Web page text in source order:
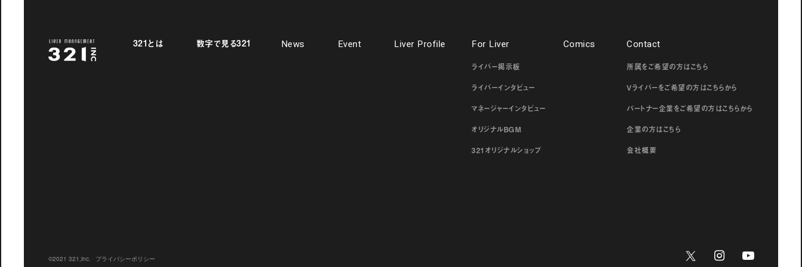
321とは 数字で見る321 News Event Liver Profile For Liver
ライバー掲示板
ライバーインタビュー
マネージャーインタビュー
オリジナルBGM
321オリジナルショップ
Comics Contact
所属をご希望の方はこちら
Vライバーをご希望の方はこちらから
パートナー企業をご希望の方はこちらから
企業の方はこちら
会社概要
©2021 321,inc. プライバシーポリシー